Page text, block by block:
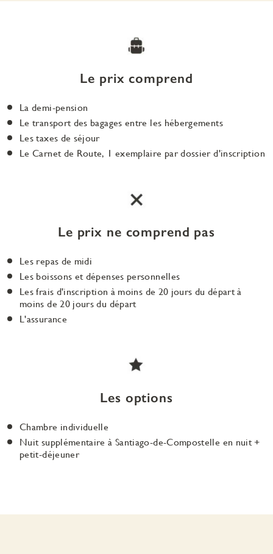
Le prix comprend
La demi-pension
Le transport des bagages entre les hébergements
Les taxes de séjour
Le Carnet de Route, 1 exemplaire par dossier d'inscription
Le prix ne comprend pas
Les repas de midi
Les boissons et dépenses personnelles
Les frais d'inscription à moins de 20 jours du départ à
moins de 20 jours du départ
L'assurance
Les options
Chambre individuelle
Nuit supplémentaire à Santiago-de-Compostelle en nuit +
petit-déjeuner